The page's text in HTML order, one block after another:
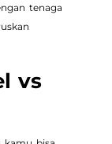
tenaga
vs